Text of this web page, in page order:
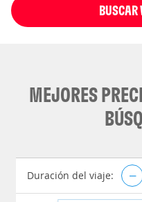
BUSCAR
MEJORES
Duración del viaje: –